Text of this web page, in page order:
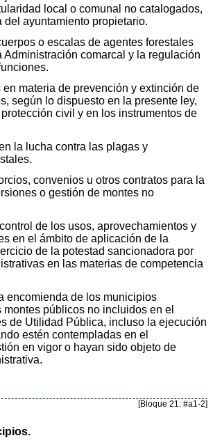
local o comunal no catalogados,
del ayuntamiento propietario.
o escalas de agentes forestales
Administración comarcal y la regulación
en materia de prevención y extinción de
según lo dispuesto en la presente ley,
civil y en los instrumentos de
la lucha contra las plagas y
convenios u otros contratos para la
o gestión de montes no
de los usos, aprovechamientos y
en el ámbito de aplicación de la
de la potestad sancionadora por
en las materias de competencia
encomienda de los municipios
montes públicos no incluidos en el
de Utilidad Pública, incluso la ejecución
estén contempladas en el
en vigor o hayan sido objeto de
[Bloque 21: #a1-2]